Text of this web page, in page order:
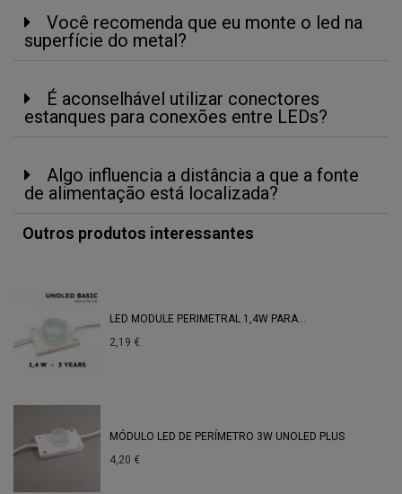
Você recomenda que eu monte o led na
superfície do metal?
É aconselhável utilizar conectores
estanques para conexões entre LEDs?
Algo influencia a distância a que a fonte
de alimentação está localizada?
Outros produtos interessantes
LED MODULE PERIMETRAL 1,4W PARA...
2,19 €
MÓDULO LED DE PERÍMETRO 3W UNOLED PLUS
4,20 €